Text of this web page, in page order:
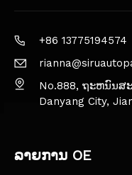
+86 13775194574
No.888, ຖະຫນົນສ
Danyang City,
ລາຍການ OE